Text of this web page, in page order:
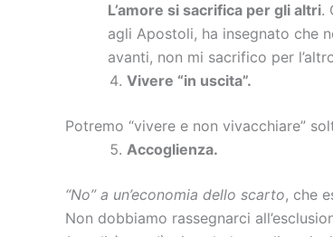
L’amore si sacrifica per gli altri.
agli Apostoli, ha insegnato che
avanti, non mi sacrifico per
Vivere “in uscita”.
Potremo “vivere e non vivacchiare”
Accoglienza.
“No” a un’economia dello scarto, che
Non dobbiamo rassegnarci